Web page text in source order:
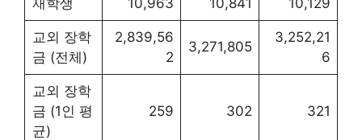
재학생 10,963 10,841 10,129
교외 장학
금 (전체)
2,839,56
2
3,271,805
3,252,21
6
교외 장학
금 (1인 평
균)
259 302 321